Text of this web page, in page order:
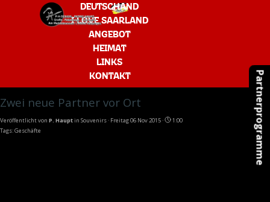
Direkt zum Seiteninhalt Menü überspringen
DEUTSCHAND
I LOVE SAARLAND
ANGEBOT
HEIMAT
LINKS
KONTAKT
Partnerprogramme
Zwei neue Partner vor Ort
Veröffentlicht von P. Haupt in Souvenirs · Freitag 06 Nov 2015 ·
1:00
Tags:Geschäfte